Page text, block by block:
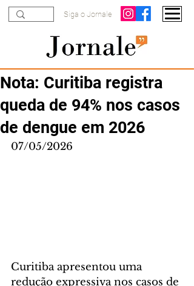
Siga o Jornale
Nota: Curitiba registra
queda de 94% nos casos
de dengue em 2026
07/05/2026
Curitiba apresentou uma
redução expressiva nos casos de